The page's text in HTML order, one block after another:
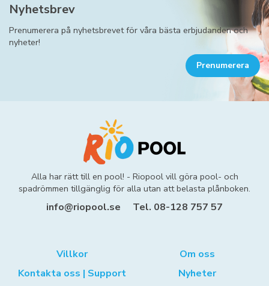
Nyhetsbrev
Prenumerera på nyhetsbrevet för våra bästa erbjudanden och
nyheter!
Prenumerera
Alla har rätt till en pool! - Riopool vill göra pool- och
spadrömmen tillgänglig för alla utan att belasta plånboken.
info@riopool.se Tel. 08-128 757 57
Villkor
Kontakta oss | Support
Om oss
Nyheter